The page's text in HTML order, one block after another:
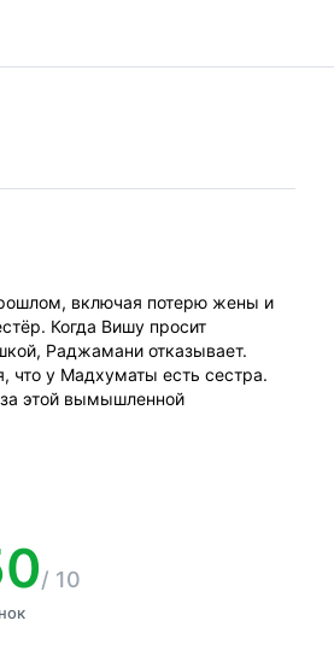
включая потерю жены и
Когда Вишу просит
Раджамани отказывает.
у Мадхуматы есть сестра.
этой вымышленной
/ 10